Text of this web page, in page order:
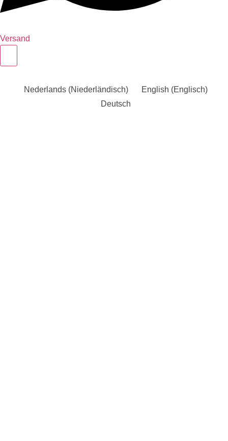
Versand
Nederlands(Niederländisch) English (Englisch)
Deutsch